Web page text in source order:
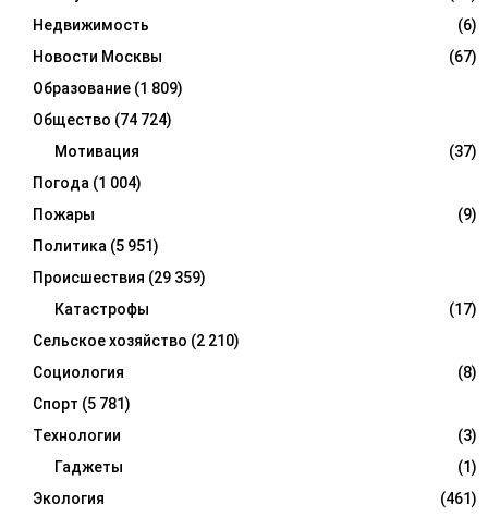
Недвижимость
(6)
Новости Москвы
(67)
Образование (1 809)
Общество (74 724)
Мотивация
(37)
Погода (1 004)
Пожары
(9)
Политика (5 951)
Происшествия (29 359)
Катастрофы
(17)
Сельское хозяйство (2 210)
Социология
(8)
Спорт (5 781)
Технологии
(3)
Гаджеты
(1)
Экология
(461)